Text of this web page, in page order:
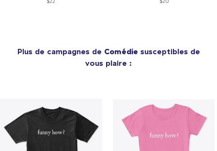
$22 $20
Plus de campagnes de Comédie susceptibles de
vous plaire :